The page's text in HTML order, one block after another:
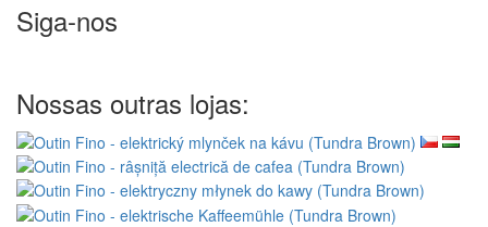
Siga-nos
Nossas outras lojas: